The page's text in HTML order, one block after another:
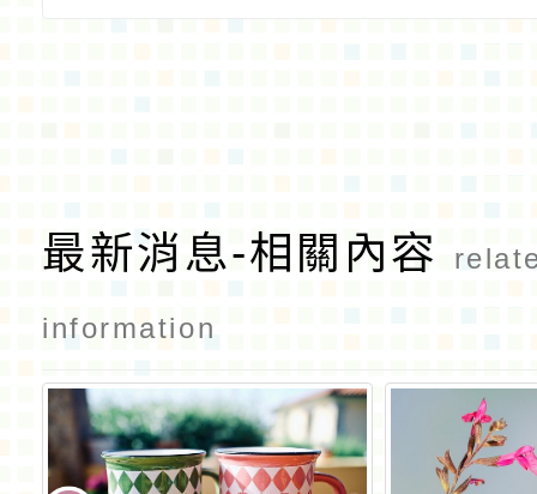
最新消息-相關內容
information